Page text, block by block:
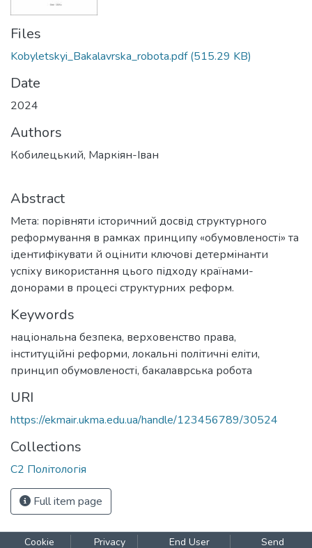
Files
Kobyletskyi_Bakalavrska_robota.pdf(515.29 KB)
Date
2024
Authors
Кобилецький, Маркіян-Іван
Abstract
Мета: порівняти історичний досвід структурного
реформування в рамках принципу «обумовленості» та
ідентифікувати й оцінити ключові детермінанти
успіху використання цього підходу країнами-
донорами в процесі структурних реформ.
Keywords
національна безпека, верховенство права,
інституційні реформи, локальні політичні еліти,
принцип обумовленості, бакалаврська робота
URI
https://ekmair.ukma.edu.ua/handle/123456789/30524
Collections
С2 Політологія
Full item page
Cookie Privacy End User Send